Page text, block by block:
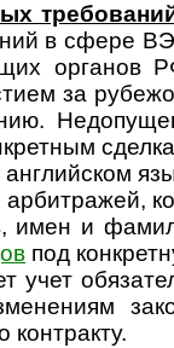
в сфере
органов
за
имен и
под
учет
контракту.